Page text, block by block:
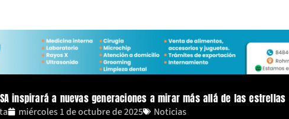
inspirará a nuevas generaciones a mirar más allá de las estrellas
miércoles 1 de octubre de 2025 Noticias